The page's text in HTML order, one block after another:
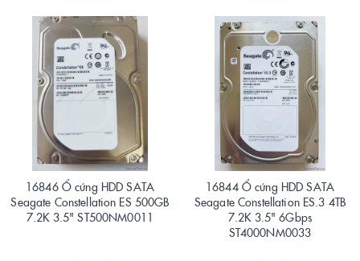
16846 Ổ cứng HDD SATA
Seagate Constellation ES 500GB
7.2K 3.5" ST500NM0011
16844 Ổ cứng HDD SATA
Seagate Constellation ES.3 4TB
7.2K 3.5" 6Gbps
ST4000NM0033